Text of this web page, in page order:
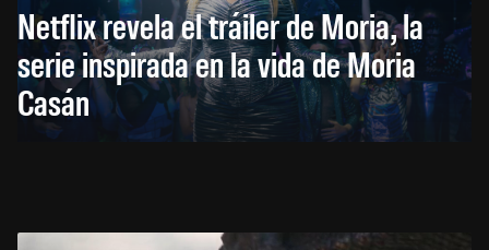
Netflix revela el tráiler de Moria, la
serie inspirada en la vida de Moria
Casán